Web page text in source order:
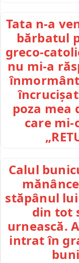
Tata n-a
bărbatul
greco-
nu mi-a
poza mea
care mi-
Calul
stăpânul
din tot
urnească.
intrat în